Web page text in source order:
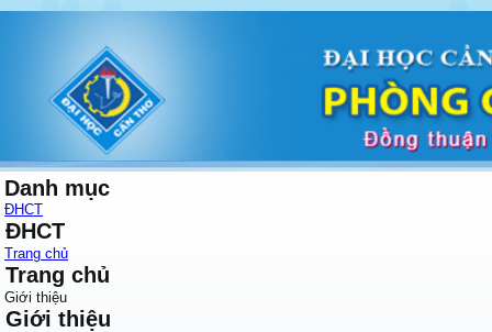
Danh mục
ĐHCT
ĐHCT
Trang chủ
Trang chủ
Giới thiệu
Giới thiệu